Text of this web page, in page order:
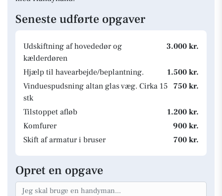
Seneste udførte opgaver
Udskiftning af hovededør og
kælderdøren
3.000 kr.
Hjælp til havearbejde/beplantning.
1.500 kr.
Vinduespudsning altan glas væg. Cirka 15
stk
750 kr.
Tilstoppet afløb
1.200 kr.
Komfurer
900 kr.
Skift af armatur i bruser
700 kr.
Opret en opgave